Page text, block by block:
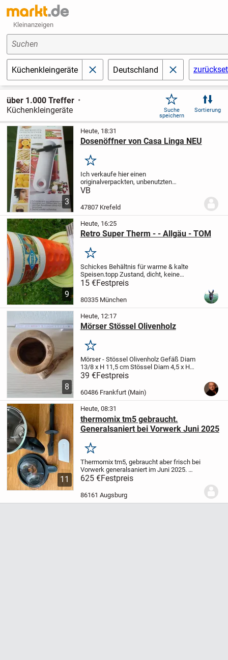
Kleinanzeigen
Suchen
Küchenkleingeräte schließenDeutschland schließen
über 1.000 Treffer
Küchenkleingeräte
Suche
speichern
Sortierung
3
Heute, 18:31
Dosenöffner von Casa Linga NEU
Merken
Ich verkaufe hier einen
originalverpackten, unbenutzten
Sicherheitsdosenöffner.
auch meine anderen Angebote an.
VB
47807 Krefeld
9
Heute, 16:25
Retro Super Therm - - Allgäu - TOM
Merken
Schickes Behältnis für warme & kalte
Speisen.topp Zustand, dicht, keine
Beschädigungen.. funktioniert !
Besichtigung erwünscht.
15 € - Versand 7 € - - Zahlung - PayPal, bar
15 €Festpreis
80335 München
8
Heute, 12:17
Mörser Stössel Olivenholz
Merken
Mörser - Stössel Olivenholz Gefäß Diam
13/8 x H 11,5 cm Stössel Diam 4,5 x H
17,5 cmZzgl. Versand oder Abholung
39 €Festpreis
60486 Frankfurt (Main)
11
Heute, 08:31
thermomix tm5 gebraucht.
Generalsaniert bei Vorwerk Juni 2025
Merken
Thermomix tm5, gebraucht aber frisch bei
Vorwerk generalsaniert im Juni 2025.
Zubehör:- 1 Mixtopf fast komplett ( ohne
Rühraufsatz und Varomat. Nur mit einem
Messbecher, anders als auf dem Bild...
625 €Festpreis
86161 Augsburg